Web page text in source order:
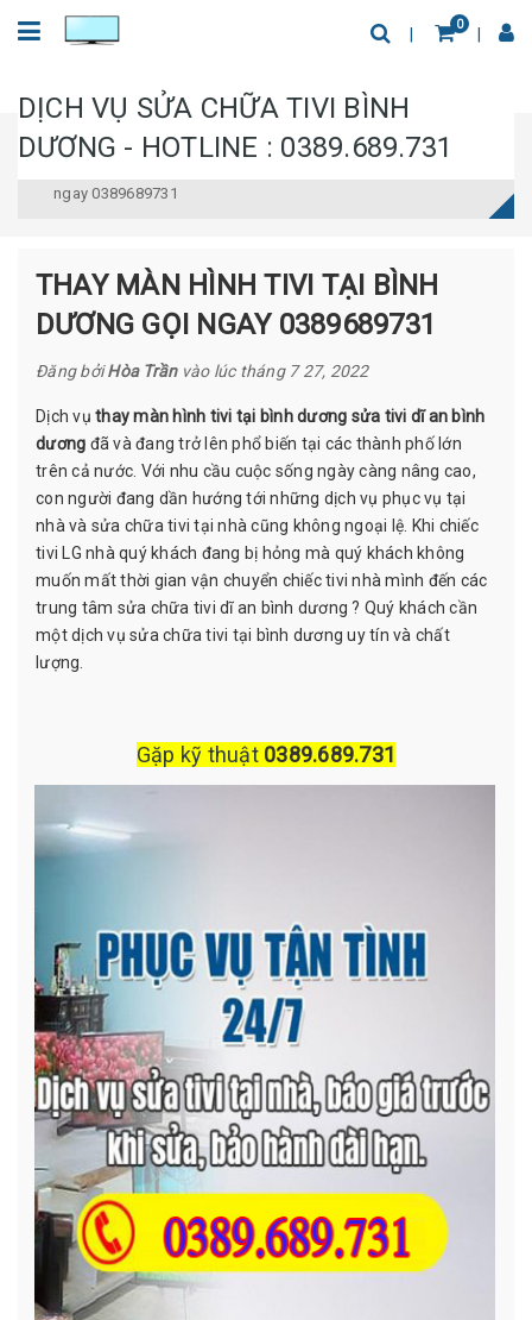
0
DỊCH VỤ SỬA CHỮA TIVI BÌNH
DƯƠNG - HOTLINE : 0389.689.731
ngay 0389689731
THAY MÀN HÌNH TIVI TẠI BÌNH
DƯƠNG GỌI NGAY 0389689731
Đăng bởiHòa Trầnvào lúc tháng 7 27, 2022
Dịch vụ thay màn hình tivi tại bình dương sửa tivi dĩ an bình
dương đã và đang trở lên phổ biến tại các thành phố lớn
trên cả nước. Với nhu cầu cuộc sống ngày càng nâng cao,
con người đang dần hướng tới những dịch vụ phục vụ tại
nhà và sửa chữa tivi tại nhà cũng không ngoại lệ. Khi chiếc
tivi LG nhà quý khách đang bị hỏng mà quý khách không
muốn mất thời gian vận chuyển chiếc tivi nhà mình đến các
trung tâm sửa chữa tivi dĩ an bình dương ? Quý khách cần
một dịch vụ sửa chữa tivi tại bình dương uy tín và chất
lượng.
Gặp kỹ thuật 0389.689.731